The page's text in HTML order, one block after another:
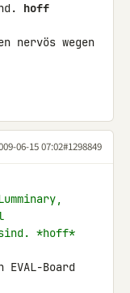
hoff
nervös wegen
06-15 07:02#1298849
*hoff*
Board